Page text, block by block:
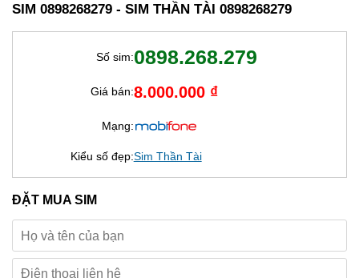
SIM 0898268279 - SIM THẦN TÀI 0898268279
Số sim:0898.268.279
Giá bán:8.000.000 ₫
Mạng:
Kiểu số đẹp:Sim Thần Tài
ĐẶT MUA SIM